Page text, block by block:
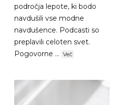
področja lepote, ki bodo
navdušili vse modne
navdušence. Podcasti so
preplavili celoten svet.
Pogovorne ... Več